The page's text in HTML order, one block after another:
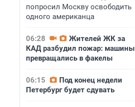
попросил Москву освободить
одного американца
06:28
Жителей ЖК за
КАД разбудил пожар: машины
превращались в факелы
06:15
Под конец недели
Петербург будет сдувать